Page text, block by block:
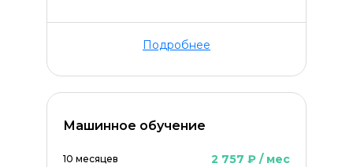
Подробнее
Машинное обучение
10 месяцев 2 757 ₽ / мес